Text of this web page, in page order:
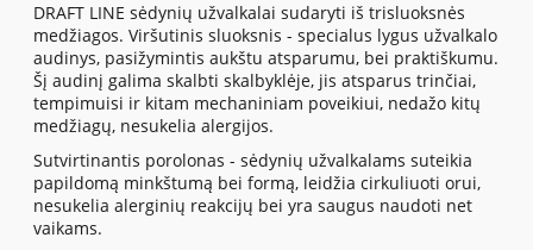
DRAFT LINE sėdynių užvalkalai sudaryti iš trisluoksnės
medžiagos. Viršutinis sluoksnis - specialus lygus užvalkalo
audinys, pasižymintis aukštu atsparumu, bei praktiškumu.
Šį audinį galima skalbti skalbyklėje, jis atsparus trinčiai,
tempimuisi ir kitam mechaniniam poveikiui, nedažo kitų
medžiagų, nesukelia alergijos.
Sutvirtinantis porolonas - sėdynių užvalkalams suteikia
papildomą minkštumą bei formą, leidžia cirkuliuoti orui,
nesukelia alerginių reakcijų bei yra saugus naudoti net
vaikams.